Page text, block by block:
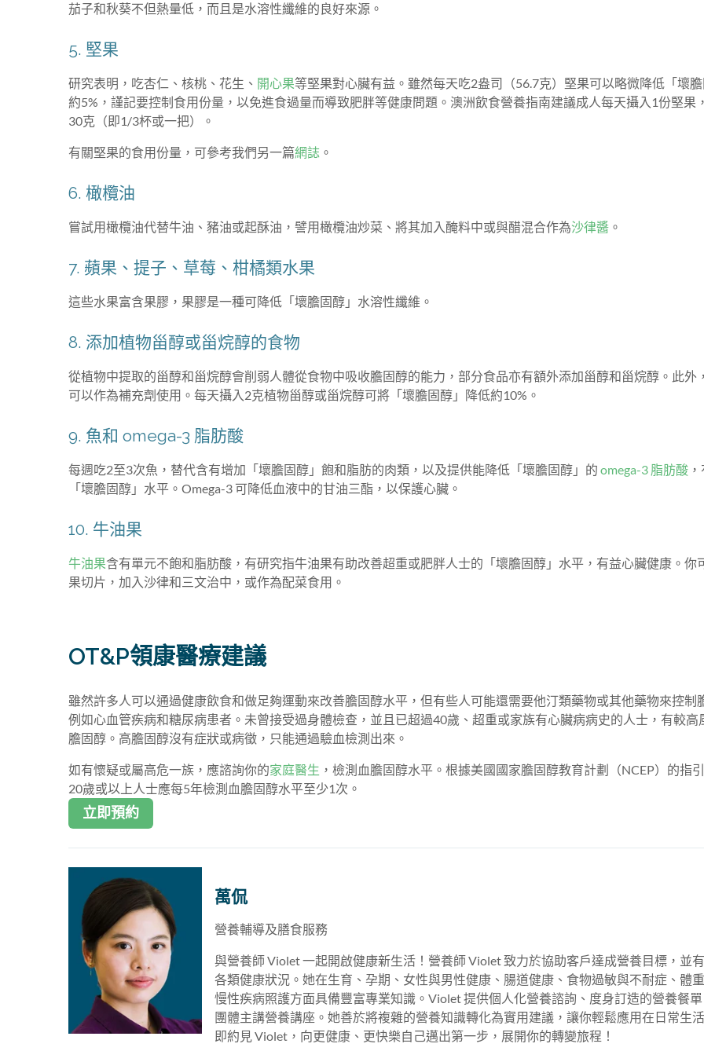
茄子和秋葵不但熱量低，而且是水溶性纖維的良好來源。
5. 堅果
研究表明，吃杏仁、核桃、花生、 開心果等堅果對心臟有益。雖然每天吃2盎司（56.7克）堅果可以略微降低「壞膽
約5%，謹記要控制食用份量，以免進食過量而導致肥胖等健康問題。澳洲飲食營養指南建議成人每天攝入1份堅果
30克（即1/3杯或一把）。
有關堅果的食用份量，可參考我們另一篇網誌 。
6. 橄欖油
嘗試用橄欖油代替牛油、豬油或起酥油，譬用橄欖油炒菜、將其加入醃料中或與醋混合作為沙律醬 。
7. 蘋果、提子、草莓、柑橘類水果
這些水果富含果膠，果膠是一種可降低「壞膽固醇」水溶性纖維。
8. 添加植物甾醇或甾烷醇的食物
從植物中提取的甾醇和甾烷醇會削弱人體從食物中吸收膽固醇的能力，部分食品亦有額外添加甾醇和甾烷醇。此外
可以作為補充劑使用。每天攝入2克植物甾醇或甾烷醇可將「壞膽固醇」降低約10%。
9. 魚和 omega-3 脂肪酸
每週吃2至3次魚，替代含有增加「壞膽固醇」飽和脂肪的肉類，以及提供能降低「壞膽固醇」的 omega-3 脂肪酸
「壞膽固醇」水平。Omega-3 可降低血液中的甘油三酯，以保護心臟。
10. 牛油果
牛油果含有單元不飽和脂肪酸，有研究指牛油果有助改善超重或肥胖人士的「壞膽固醇」水平，有益心臟健康。你
果切片，加入沙律和三文治中，或作為配菜食用。
OT&P領康醫療建議
雖然許多人可以通過健康飲食和做足夠運動來改善膽固醇水平，但有些人可能還需要他汀類藥物或其他藥物來控制
例如心血管疾病和糖尿病患者。未曾接受過身體檢查，並且已超過40歲、超重或家族有心臟病病史的人士，有較高
膽固醇。高膽固醇沒有症狀或病徵，只能通過驗血檢測出來。
如有懷疑或屬高危一族，應諮詢你的家庭醫生 ，檢測血膽固醇水平。根據美國國家膽固醇教育計劃（NCEP）的指
20歲或以上人士應每5年檢測血膽固醇水平至少1次。
立即預約
萬侃
營養輔導及膳食服務
與營養師 Violet 一起開啟健康新生活！營養師 Violet 致力於協助客戶達成營養目標，並
各類健康狀況。她在生育、孕期、女性與男性健康、腸道健康、食物過敏與不耐症、體
慢性疾病照護方面具備豐富專業知識。Violet 提供個人化營養諮詢、度身訂造的營養餐
團體主講營養講座。她善於將複雜的營養知識轉化為實用建議，讓你輕鬆應用在日常生
即約見 Violet，向更健康、更快樂自己邁出第一步，展開你的轉變旅程！